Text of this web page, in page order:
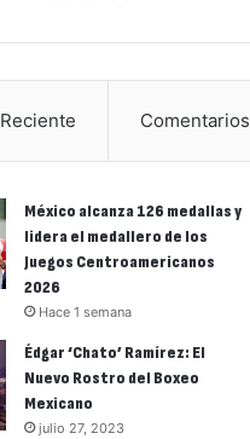
Reciente Comentarios
México alcanza 126 medallas y
lidera el medallero de los
Juegos Centroamericanos
2026
Hace 1 semana
Édgar ‘Chato’ Ramírez: El
Nuevo Rostro del Boxeo
Mexicano
julio 27, 2023